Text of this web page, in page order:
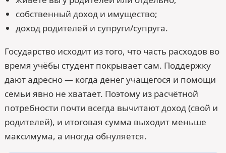
собственный доход и имущество;
доход родителей и супруги/супруга.
Государство исходит из того, что часть расходов во
время учёбы студент покрывает сам. Поддержку
дают адресно — когда денег учащегося и помощи
семьи явно не хватает. Поэтому из расчётной
потребности почти всегда вычитают доход (свой и
родителей), и итоговая сумма выходит меньше
максимума, а иногда обнуляется.